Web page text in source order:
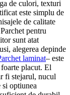
de culori, texturi
este simplu de
de calitate
pentru
sunt atat
alegerea depinde
laminat– este
placut. El
fi stejarul, nucul
si optiunea